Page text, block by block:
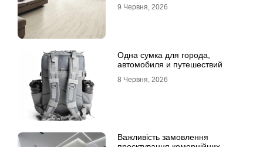
9 Червня, 2026
Одна сумка для города,
автомобиля и путешествий
8 Червня, 2026
Важливість замовлення